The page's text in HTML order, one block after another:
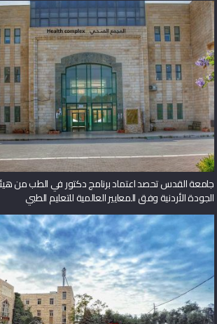
جامعة القدس تحصد اعتماد برنامج دكتور في الطب من
الجودة الأردنية وفق المعايير العالمية للتعليم الطبي